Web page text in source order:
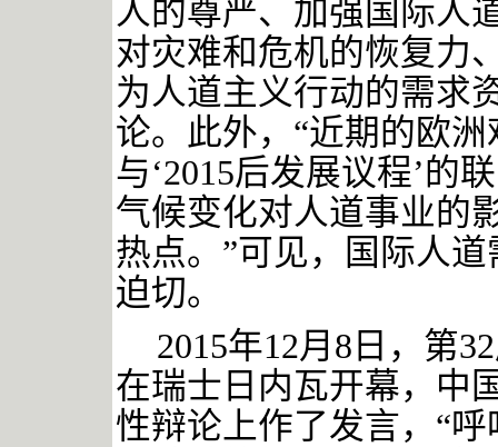
人的尊严、加强国际人
对灾难和危机的恢复力
为人道主义行动的需求
论。此外，“近期的欧
与‘2015后发展议程’的
气候变化对人道事业的
热点。”可见，国际人
迫切。
2015年12月8日，第
在瑞士日内瓦开幕，中
性辩论上作了发言，“